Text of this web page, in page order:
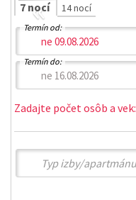
«
7 nocí 14 nocí
Termín od:
Termín do:
Zadajte počet osôb a vek: